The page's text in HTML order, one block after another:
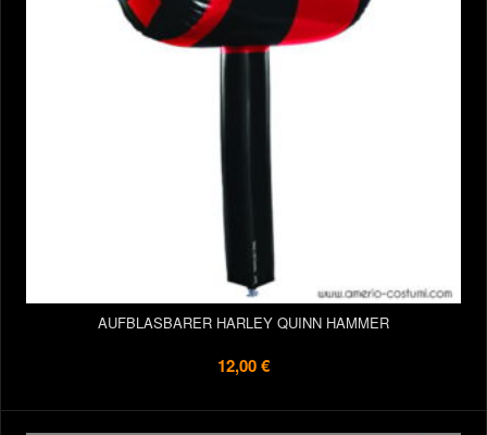
AUFBLASBARER HARLEY QUINN HAMMER
12,00 €